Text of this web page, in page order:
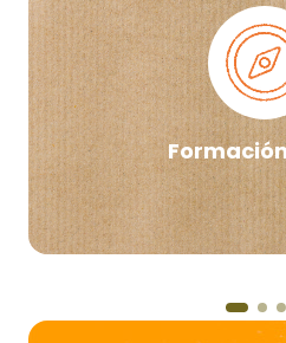
En myroom, nuestro
acceso a las formaciones
hayas elegido para tu
realizarlas para estar
proyectos de la